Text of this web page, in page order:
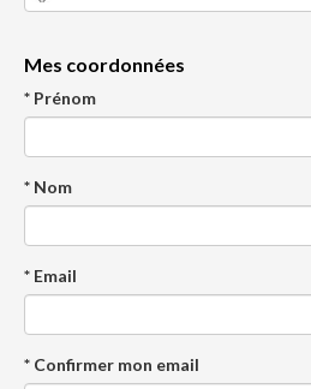
Mes coordonnées
* Prénom
* Nom
* Email
* Confirmer mon email